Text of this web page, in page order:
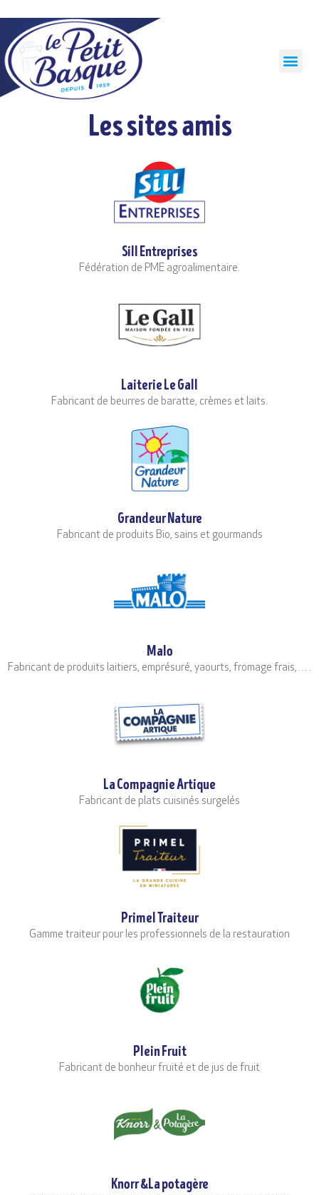
Les sites amis
Sill Entreprises
Fédération de PME agroalimentaire.
Laiterie Le Gall
Fabricant de beurres de baratte, crèmes et laits.
Grandeur Nature
Fabricant de produits Bio, sains et gourmands
Malo
Fabricant de produits laitiers, emprésuré, yaourts, fromage frais,… .
La Compagnie Artique
Fabricant de plats cuisinés surgelés
Primel Traiteur
Gamme traiteur pour les professionnels de la restauration
Plein Fruit
Fabricant de bonheur fruité et de jus de fruit
Knorr &La potagère